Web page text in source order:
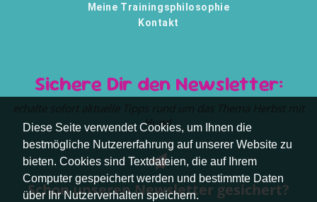
Diese Seite verwendet Cookies, um Ihnen die
bestmögliche Nutzererfahrung auf unserer Website zu
bieten. Cookies sind Textdateien, die auf Ihrem
Computer gespeichert werden und bestimmte Daten
über Ihr Nutzerverhalten speichern.
Meine Trainingsphilosophie
Kontakt
Sichere Dir den Newsletter:
Hund.
Schon unseren Newsletter gesichert?